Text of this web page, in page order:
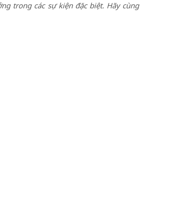
trong các sự kiện đặc biệt. Hãy cùng